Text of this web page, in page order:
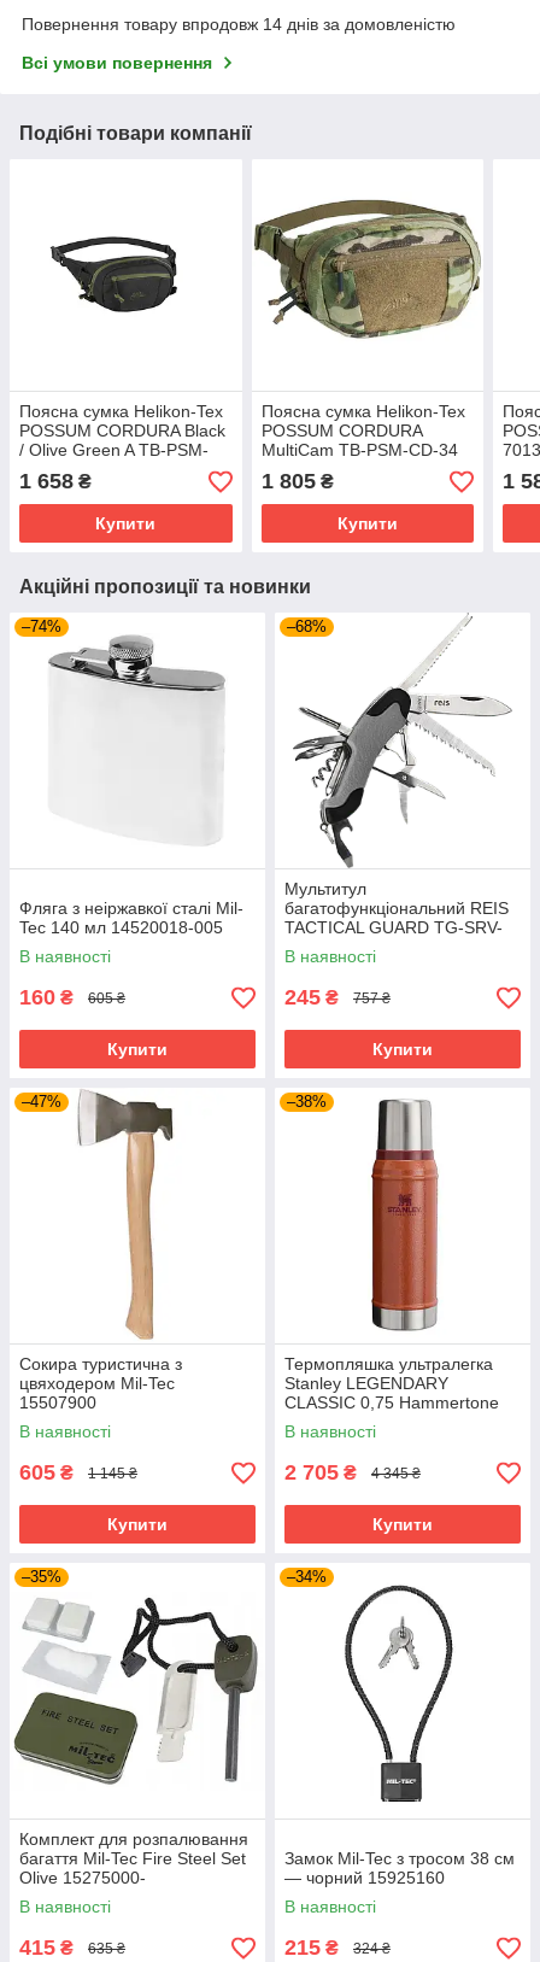
Повернення товару впродовж 14 днів за домовленістю
Всі умови повернення
Подібні товари компанії
Поясна сумка Helikon-Tex
POSSUM CORDURA Black
/ Olive Green A TB-PSM-
CD-0102A
1 658 ₴
Купити
Поясна сумка Helikon-Tex
POSSUM CORDURA
MultiCam TB-PSM-CD-34
1 805₴
Купити
1
Акційні пропозиції та новинки
–74%
Фляга з неіржавкої сталі Mil-
Tec 140 мл 14520018-005
В наявності
160 ₴ 605 ₴
Купити
–68%
Мультитул
багатофункціональний REIS
TACTICAL GUARD TG-SRV-
MFKP-R SB сіро-чорний
В наявності
245 ₴ 757 ₴
Купити
–47%
Сокира туристична з
цвяходером Mil-Tec
15507900
В наявності
605 ₴ 1 145 ₴
Купити
–38%
Термопляшка ультралегка
Stanley LEGENDARY
CLASSIC 0,75 Hammertone
Clay 10-01612-065
В наявності
2 705 ₴ 4 345 ₴
Купити
–35%
Комплект для розпалювання
багаття Mil-Tec Fire Steel Set
Olive 15275000-
В наявності
415 ₴ 635 ₴
–34%
Замок Mil-Tec з тросом 38 см
— чорний 15925160
В наявності
215 ₴ 324 ₴